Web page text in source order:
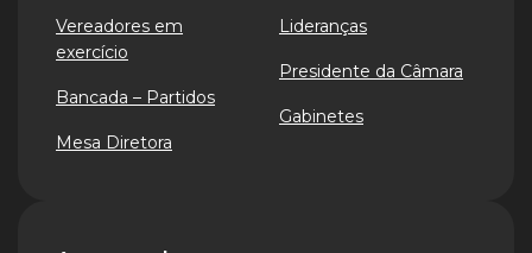
Vereadores em
exercício
Bancada – Partidos
Mesa Diretora
Lideranças
Presidente da Câmara
Gabinetes